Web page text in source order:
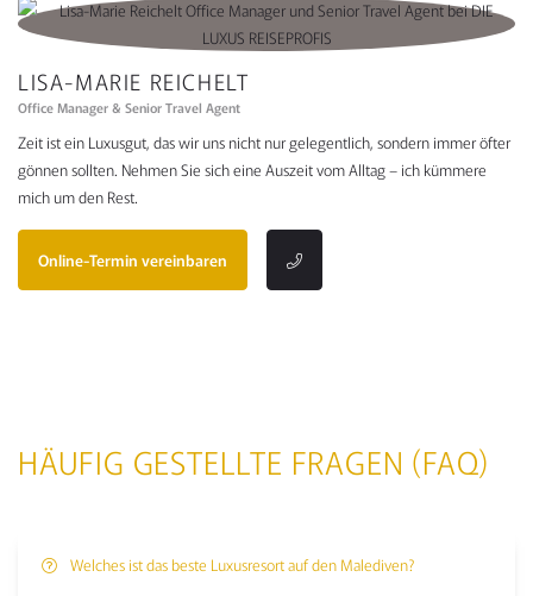
LISA-MARIE REICHELT
Office Manager & Senior Travel Agent
Zeit ist ein Luxusgut, das wir uns nicht nur gelegentlich, sondern immer öfter
gönnen sollten. Nehmen Sie sich eine Auszeit vom Alltag – ich kümmere
mich um den Rest.
Online-Termin vereinbaren
HÄUFIG GESTELLTE FRAGEN (FAQ)
Welches ist das beste Luxusresort auf den Malediven?